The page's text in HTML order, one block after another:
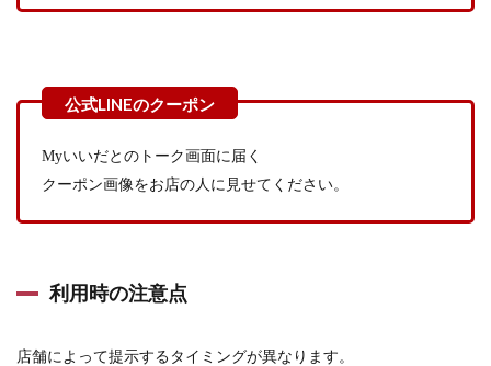
Myいいだとのトーク画面に届く
クーポン画像をお店の人に見せてください。
利用時の注意点
店舗によって提示するタイミングが異なります。